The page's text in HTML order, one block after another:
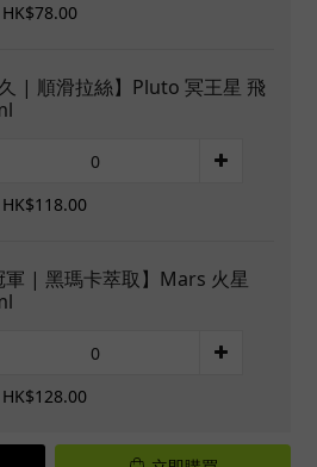
久 | 順滑拉絲】Pluto 冥王星 飛
軍 | 黑瑪卡萃取】Mars 火星